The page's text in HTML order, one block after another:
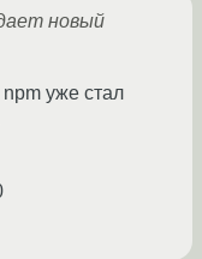
новый
уже стал